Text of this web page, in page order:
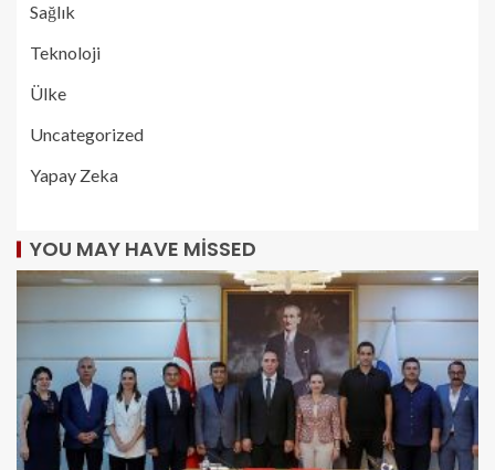
Sağlık
Teknoloji
Ülke
Uncategorized
Yapay Zeka
YOU MAY HAVE MISSED